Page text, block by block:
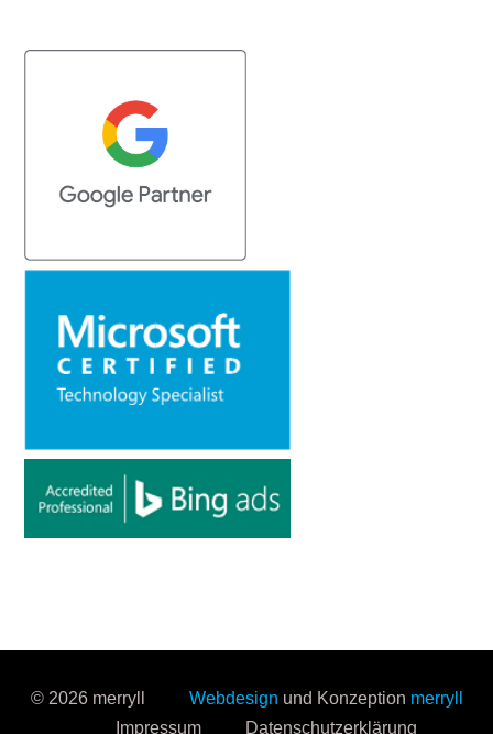
© 2026 merryll Webdesign und Konzeption merryll
Impressum
Datenschutzerklärung